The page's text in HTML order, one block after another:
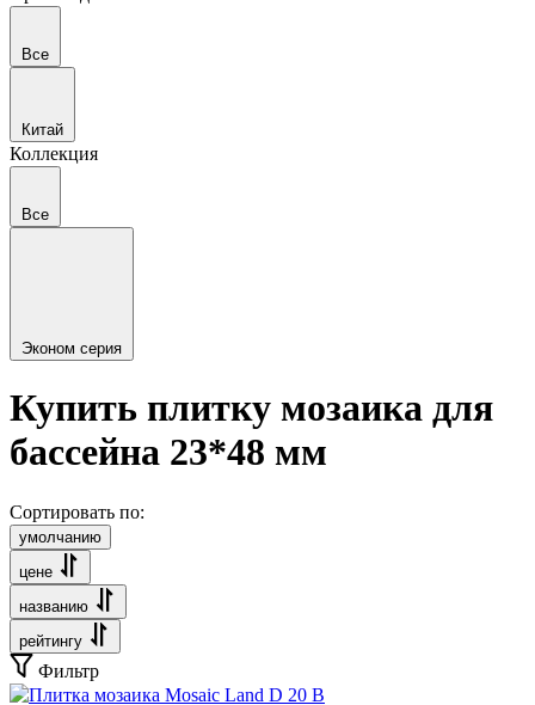
Все
Китай
Коллекция
Все
Эконом серия
Купить плитку мозаика для
бассейна 23*48 мм
Сортировать по:
умолчанию
цене
названию
рейтингу
Фильтр